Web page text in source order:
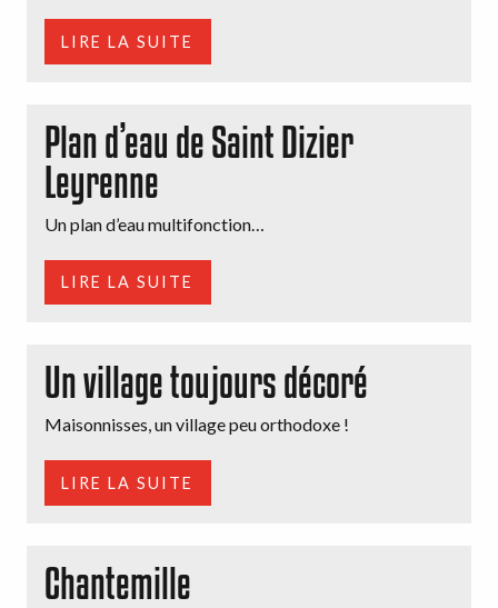
LIRE LA SUITE
Plan d’eau de Saint Dizier
Leyrenne
Un plan d’eau multifonction…
LIRE LA SUITE
Un village toujours décoré
Maisonnisses, un village peu orthodoxe !
LIRE LA SUITE
Chantemille